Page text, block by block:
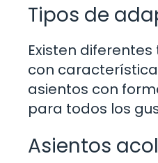
Tipos de
Existen
con
asientos con
para todos los
Asientos